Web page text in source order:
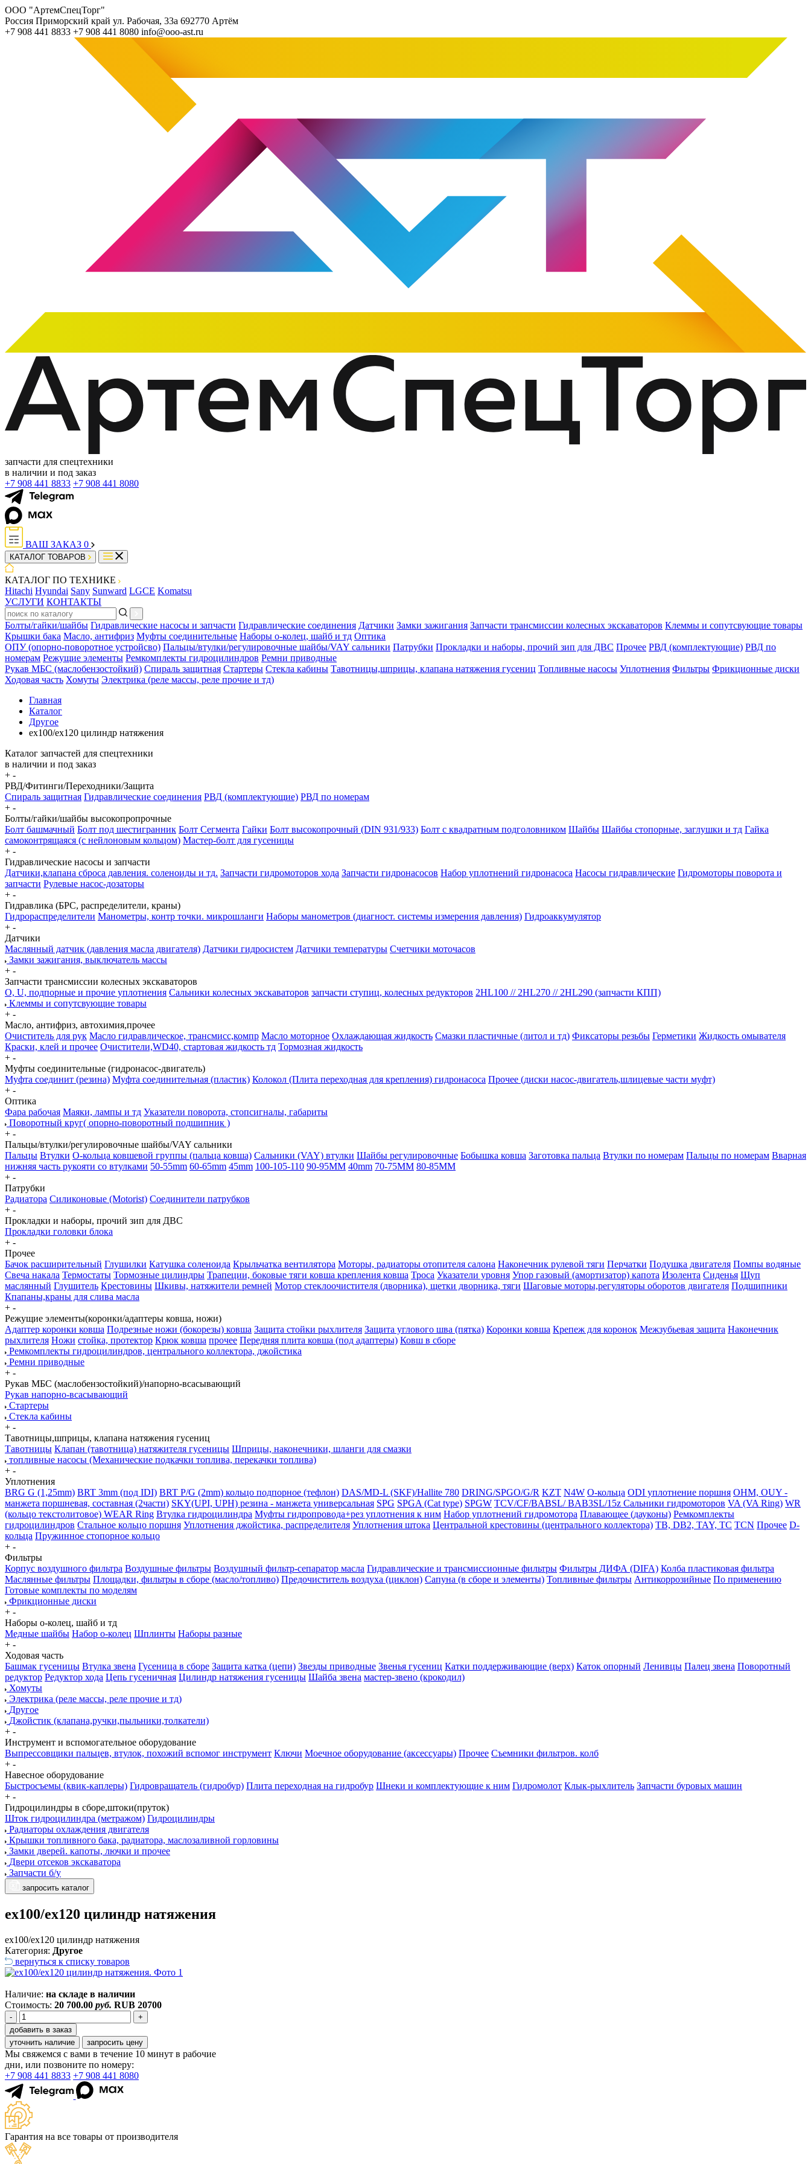
ООО "АртемСпецТорг"
Россия Приморский край ул. Рабочая, 33а 692770 Артём
+7 908 441 8833 +7 908 441 8080 info@ooo-ast.ru
запчасти для спецтехники
в наличии и под заказ
+7 908 441 8833 +7 908 441 8080
ВАШ ЗАКАЗ 0
КАТАЛОГ ТОВАРОВ
КАТАЛОГ ПО ТЕХНИКЕ
Hitachi Hyundai Sany Sunward LGCE Komatsu
УСЛУГИ КОНТАКТЫ
Болты/гайки/шайбы Гидравлические насосы и запчасти Гидравлические соединения Датчики Замки зажигания Запчасти трансмиссии колесных экскаваторов Клеммы и сопутсвующие товары
Крышки бака Масло, антифриз Муфты соединительные Наборы о-колец, шайб и тд Оптика
ОПУ (опорно-поворотное устройсво) Пальцы/втулки/регулировочные шайбы/VAY сальники Патрубки Прокладки и наборы, прочий зип для ДВС Прочее РВД (комплектующие) РВД по
номерам Режущие элементы Ремкомплекты гидроцилиндров Ремни приводные
Рукав МБС (маслобензостойкий) Спираль защитная Стартеры Стекла кабины Тавотницы,шприцы, клапана натяжения гусениц Топливные насосы Уплотнения Фильтры Фрикционные диски
Ходовая часть Хомуты Электрика (реле массы, реле прочие и тд)
Главная
Каталог
Другое
ex100/ex120 цилиндр натяжения
Каталог запчастей для спецтехники
в наличии и под заказ
+ -
РВД/Фитинги/Переходники/Защита
Спираль защитная Гидравлические соединения РВД (комплектующие) РВД по номерам
+ -
Болты/гайки/шайбы высокопропрочные
Болт башмачный Болт под шестигранник Болт Сегмента Гайки Болт высокопрочный (DIN 931/933) Болт с квадратным подголовником Шайбы Шайбы стопорные, заглушки и тд Гайка
самоконтрящаяся (с нейлоновым кольцом) Мастер-болт для гусеницы
+ -
Гидравлические насосы и запчасти
Датчики,клапана сброса давления. соленоиды и тд. Запчасти гидромоторов хода Запчасти гидронасосов Набор уплотнений гидронасоса Насосы гидравлические Гидромоторы поворота и
запчасти Рулевые насос-дозаторы
+ -
Гидравлика (БРС, распределители, краны)
Гидрораспределители Манометры, контр точки. микрошланги Наборы манометров (диагност. системы измерения давления) Гидроаккумулятор
+ -
Датчики
Маслянный датчик (давления масла двигателя) Датчики гидросистем Датчики температуры Счетчики моточасов
Замки зажигания, выключатель массы
+ -
Запчасти трансмиссии колесных экскаваторов
О, U, подпорные и прочие уплотнения Сальники колесных экскаваторов запчасти ступиц, колесных редукторов 2HL100 // 2HL270 // 2HL290 (запчасти КПП)
Клеммы и сопутсвующие товары
+ -
Масло, антифриз, автохимия,прочее
Очиститель для рук Масло гидравлическое, трансмисс,компр Масло моторное Охлаждающая жидкость Смазки пластичные (литол и тд) Фиксаторы резьбы Герметики Жидкость омывателя
Краски, клей и прочее Очистители,WD40, стартовая жидкость тд Тормозная жидкость
+ -
Муфты соединительные (гидронасос-двигатель)
Муфта соединит (резина) Муфта соединительная (пластик) Колокол (Плита переходная для крепления) гидронасоса Прочее (диски насос-двигатель,шлицевые части муфт)
+ -
Оптика
Фара рабочая Маяки, лампы и тд Указатели поворота, стопсигналы, габариты
Поворотный круг( опорно-поворотный подшипник )
+ -
Пальцы/втулки/регулировочные шайбы/VAY сальники
Пальцы Втулки О-кольца ковшевой группы (пальца ковша) Сальники (VAY) втулки Шайбы регулировочные Бобышка ковша Заготовка пальца Втулки по номерам Пальцы по номерам Вварная
нижняя часть рукояти со втулками 50-55mm 60-65mm 45mm 100-105-110 90-95MM 40mm 70-75MM 80-85MM
+ -
Патрубки
Радиатора Силиконовые (Motorist) Соединители патрубков
+ -
Прокладки и наборы, прочий зип для ДВС
Прокладки головки блока
+ -
Прочее
Бачок расширительный Глушилки Катушка соленоида Крыльчатка вентилятора Моторы, радиаторы отопителя салона Наконечник рулевой тяги Перчатки Подушка двигателя Помпы водяные
Свеча накала Термостаты Тормозные цилиндры Трапеции, боковые тяги ковша крепления ковша Троса Указатели уровня Упор газовый (амортизатор) капота Изолента Сиденья Щуп
маслянный Глушитель Крестовины Шкивы, натяжители ремней Мотор стеклоочистителя (дворника), щетки дворника, тяги Шаговые моторы,регуляторы оборотов двигателя Подшипники
Кпапаны,краны для слива масла
+ -
Режущие элементы(коронки/адаптеры ковша, ножи)
Адаптер коронки ковша Подрезные ножи (бокорезы) ковша Защита стойки рыхлителя Защита углового шва (пятка) Коронки ковша Крепеж для коронок Межзубьевая защита Наконечник
рыхлителя Ножи стойка, протектор Крюк ковша прочее Передняя плита ковша (под адаптеры) Ковш в сборе
Ремкомплекты гидроцилиндров, центрального коллектора, джойстика
Ремни приводные
+ -
Рукав МБС (маслобензостойкий)/напорно-всасывающий
Рукав напорно-всасывающий
Стартеры
Стекла кабины
+ -
Тавотницы,шприцы, клапана натяжения гусениц
Тавотницы Клапан (тавотница) натяжителя гусеницы Шприцы, наконечники, шланги для смазки
топливные насосы (Механические подкачки топлива, перекачки топлива)
+ -
Уплотнения
BRG G (1,25mm) BRT 3mm (под IDI) BRT P/G (2mm) кольцо подпорное (тефлон) DAS/MD-L (SKF)/Hallite 780 DRING/SPGO/G/R KZT N4W O-кольца ODI уплотнение поршня OHM, OUY -
манжета поршневая, составная (2части) SKY(UPI, UPH) резина - манжета универсальная SPG SPGA (Cat type) SPGW TCV/CF/BABSL/ BAB3SL/15z Сальники гидромоторов VA (VA Ring) WR
(кольцо текстолитовое) WEAR Ring Втулка гидроцилиндра Муфты гидропровода+рез уплотнения к ним Набор уплотнений гидромотора Плавающее (дауконы) Ремкомплекты
гидроцилиндров Стальное кольцо поршня Уплотнения джойстика, распределителя Уплотнения штока Центральной крестовины (центрального коллектора) TB, DB2, TAY, TC TCN Прочее D-
кольца Пружинное стопорное кольцо
+ -
Фильтры
Корпус воздушного фильтра Воздушные фильтры Воздушный фильтр-сепаратор масла Гидравлические и трансмиссионные фильтры Фильтры ДИФА (DIFA) Колба пластиковая фильтра
Маслянные фильтры Площадки, фильтры в сборе (масло/топливо) Предочиститель воздуха (циклон) Сапуна (в сборе и элементы) Топливные фильтры Антикоррозийные По применению
Готовые комплекты по моделям
Фрикционные диски
+ -
Наборы о-колец, шайб и тд
Медные шайбы Набор о-колец Шплинты Наборы разные
+ -
Ходовая часть
Башмак гусеницы Втулка звена Гусеница в сборе Защита катка (цепи) Звезды приводные Звенья гусениц Катки поддерживающие (верх) Каток опорный Ленивцы Палец звена Поворотный
редуктор Редуктор хода Цепь гусеничная Цилиндр натяжения гусеницы Шайба звена мастер-звено (крокодил)
Хомуты
Электрика (реле массы, реле прочие и тд)
Другое
Джойстик (клапана,ручки,пыльники,толкатели)
+ -
Инструмент и вспомогательное оборудование
Выпрессовщики пальцев, втулок, похожий вспомог инструмент Ключи Моечное оборудование (аксессуары) Прочее Съемники фильтров. колб
+ -
Навесное оборудование
Быстросъемы (квик-каплеры) Гидровращатель (гидробур) Плита переходная на гидробур Шнеки и комплектующие к ним Гидромолот Клык-рыхлитель Запчасти буровых машин
+ -
Гидроцилиндры в сборе,штоки(пруток)
Шток гидроцилиндра (метражом) Гидроцилиндры
Радиаторы охлаждения двигателя
Крышки топливного бака, радиатора, маслозаливной горловины
Замки дверей. капоты, лючки и прочее
Двери отсеков экскаватора
Запчасти б/у
запросить каталог
ex100/ex120 цилиндр натяжения
ex100/ex120 цилиндр натяжения
Категория: Другое
вернуться к списку товаров
Наличие: на складе в наличии
Стоимость: 20 700.00 руб. RUB 20700
-
+
добавить в заказ
уточнить наличие
запросить цену
Мы свяжемся с вами в течение 10 минут в рабочие
дни, или позвоните по номеру:
+7 908 441 8833 +7 908 441 8080
Гарантия на все товары от производителя